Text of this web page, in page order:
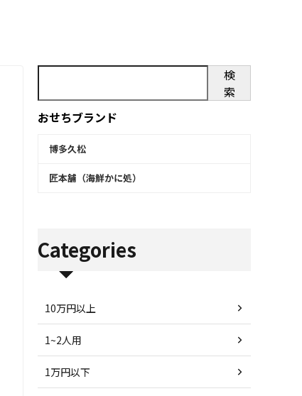
検
索
おせちブランド
博多久松
匠本舗（海鮮かに処）
Categories
10万円以上
1~2人用
1万円以下